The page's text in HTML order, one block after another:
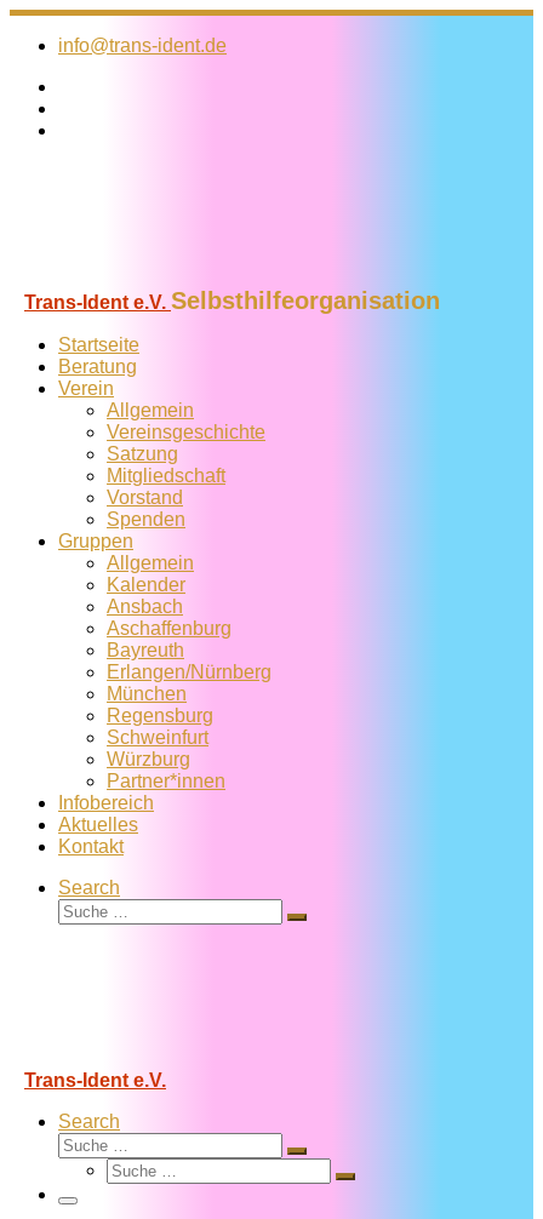
Zum
Inhalt
info@trans-ident.de
Trans-Ident e.V. Selbsthilfeorganisation
Startseite
Beratung
Verein
Allgemein
Vereins­geschichte
Satzung
Mitglied­schaft
Vorstand
Spenden
Gruppen
Allgemein
Kalender
Ansbach
Aschaffenburg
Bayreuth
Erlangen/Nürnberg
München
Regensburg
Schweinfurt
Würzburg
Partner*innen
Infobereich
Aktuelles
Kontakt
Search
Suche
Suche
Trans-Ident e.V.
Search
Suche
Suche
Suche
Suche
Menü